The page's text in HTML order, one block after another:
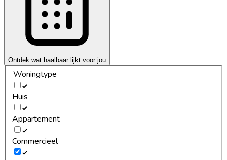
Ontdek wat haalbaar lijkt voor jou
Woningtype
Huis
Appartement
Commercieel